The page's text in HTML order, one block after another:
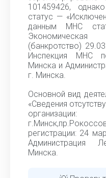
101459426,
статус —
данным МНС
Экономическая
(банкротство)
Инспекция МНС
Минска и
г. Минска.
Основной вид
«Cведения
организации:
регистрации: 24
Администрация
Минска.